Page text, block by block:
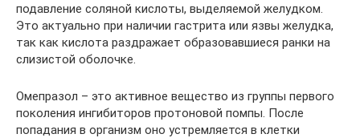
подавление соляной кислоты, выделяемой желудком.
Это актуально при наличии гастрита или язвы желудка,
так как кислота раздражает образовавшиеся ранки на
слизистой оболочке.
Омепразол – это активное вещество из группы первого
поколения ингибиторов протоновой помпы. После
попадания в организм оно устремляется в клетки